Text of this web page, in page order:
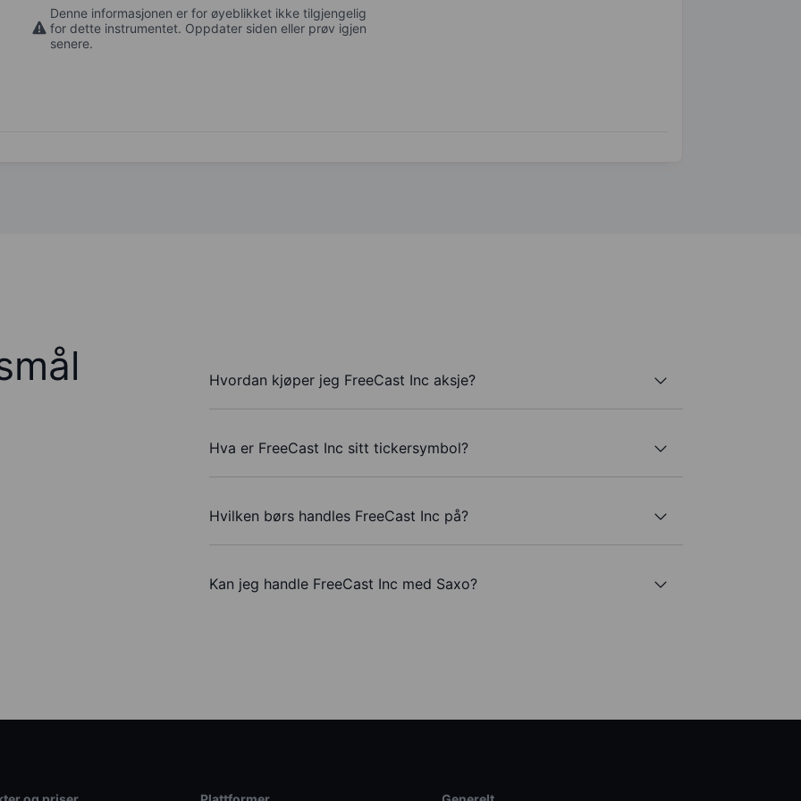
Denne informasjonen er for øyeblikket ikke tilgjengelig
for dette instrumentet. Oppdater siden eller prøv igjen
senere.
Hvordan kjøper jeg FreeCast Inc aksje?
Hva er FreeCast Inc sitt tickersymbol?
Hvilken børs handles FreeCast Inc på?
Kan jeg handle FreeCast Inc med Saxo?